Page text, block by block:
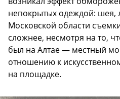
непокрытых одеждой: шея,
Московской области
сложнее, несмотря на то,
был на Алтае — местный
отношению к
на площадке.